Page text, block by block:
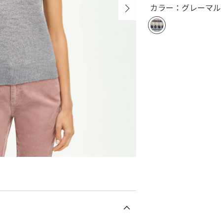
カラー：グレーマ